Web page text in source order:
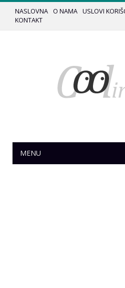
NASLOVNA O NAMA USLOVI
KONTAKT
MENU